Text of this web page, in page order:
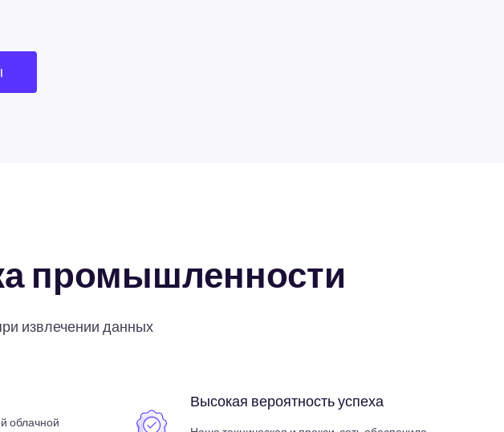
промышленности
извлечении данных
облачной
Высокая вероятность успеха